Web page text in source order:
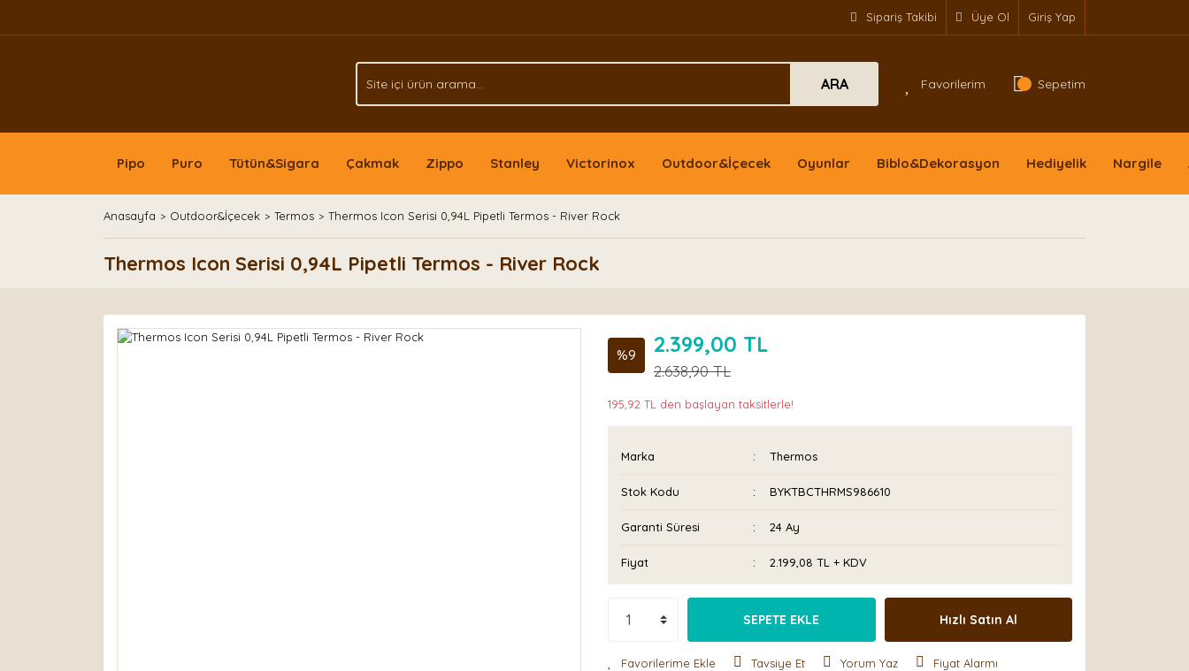
Sipariş Takibi Üye Ol Giriş Yap
ARA Favorilerim Sepetim
Pipo Puro Tütün&Sigara Çakmak Zippo Stanley Victorinox Outdoor&İçecek Oyunlar Biblo&Dekorasyon Hediyelik Nargile
Anasayfa Outdoor&İçecek Termos Thermos Icon Serisi 0,94L Pipetli Termos - River Rock
Thermos Icon Serisi 0,94L Pipetli Termos - River Rock
%9 2.399,00 TL
2.638,90 TL
195,92 TL den başlayan taksitlerle!
Marka Thermos
Stok Kodu BYKTBCTHRMS986610
Garanti Süresi 24 Ay
Fiyat 2.199,08 TL + KDV
SEPETE EKLE Hızlı Satın Al
Tavsiye Et Yorum Yaz Fiyat Alarmı